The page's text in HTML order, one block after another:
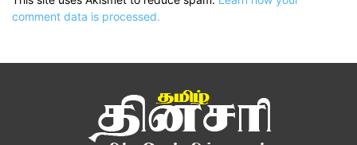
comment data is processed.